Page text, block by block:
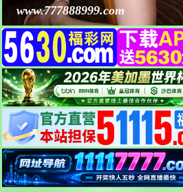
www.777888999.com